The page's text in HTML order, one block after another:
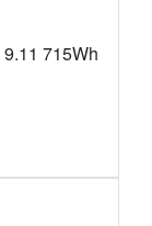
715Wh